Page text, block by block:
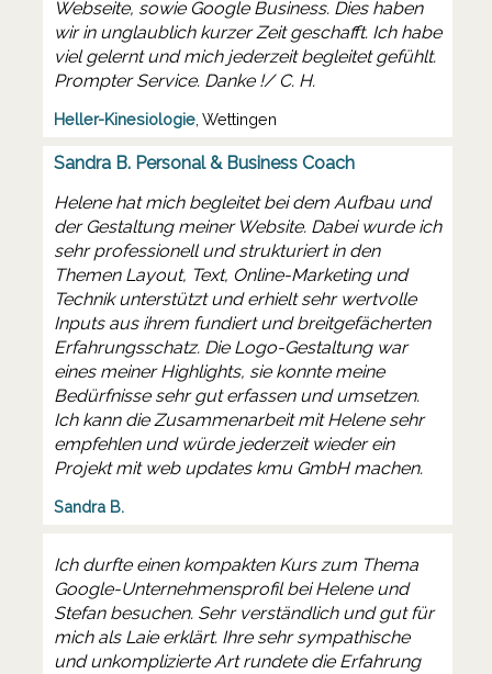
Webseite, sowie Google Business. Dies haben
wir in unglaublich kurzer Zeit geschafft. Ich habe
viel gelernt und mich jederzeit begleitet gefühlt.
Prompter Service. Danke !/ C. H.
Heller-Kinesiologie, Wettingen
Sandra B. Personal & Business Coach
Helene hat mich begleitet bei dem Aufbau und
der Gestaltung meiner Website. Dabei wurde ich
sehr professionell und strukturiert in den
Themen Layout, Text, Online-Marketing und
Technik unterstützt und erhielt sehr wertvolle
Inputs aus ihrem fundiert und breitgefächerten
Erfahrungsschatz. Die Logo-Gestaltung war
eines meiner Highlights, sie konnte meine
Bedürfnisse sehr gut erfassen und umsetzen.
Ich kann die Zusammenarbeit mit Helene sehr
empfehlen und würde jederzeit wieder ein
Projekt mit web updates kmu GmbH machen.
Sandra B.
Ich durfte einen kompakten Kurs zum Thema
Google-Unternehmensprofil bei Helene und
Stefan besuchen. Sehr verständlich und gut für
mich als Laie erklärt. Ihre sehr sympathische
und unkomplizierte Art rundete die Erfahrung